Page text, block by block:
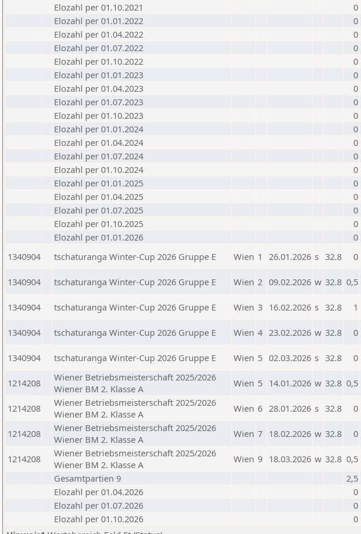
Elozahl per 01.10.2021
0
Elozahl per 01.01.2022
0
Elozahl per 01.04.2022
0
Elozahl per 01.07.2022
0
Elozahl per 01.10.2022
0
Elozahl per 01.01.2023
0
Elozahl per 01.04.2023
0
Elozahl per 01.07.2023
0
Elozahl per 01.10.2023
0
Elozahl per 01.01.2024
0
Elozahl per 01.04.2024
0
Elozahl per 01.07.2024
0
Elozahl per 01.10.2024
0
Elozahl per 01.01.2025
0
Elozahl per 01.04.2025
0
Elozahl per 01.07.2025
0
Elozahl per 01.10.2025
0
Elozahl per 01.01.2026
0
1340904
tschaturanga Winter-Cup 2026 Gruppe E Wien 1 26.01.2026 s 32.8 0
1340904 tschaturanga Winter-Cup 2026 Gruppe E Wien 2 09.02.2026 w 32.8 0,5
1340904 tschaturanga Winter-Cup 2026 Gruppe E Wien 3 16.02.2026 s 32.8 1
1340904 tschaturanga Winter-Cup 2026 Gruppe E Wien 4 23.02.2026 w 32.8 0
1340904 tschaturanga Winter-Cup 2026 Gruppe E Wien 5 02.03.2026 s 32.8 0
1214208
Wiener Betriebsmeisterschaft 2025/2026
Wiener BM 2. Klasse A
Wien 5 14.01.2026 w 32.8 0,5
1214208
Wiener Betriebsmeisterschaft 2025/2026
Wiener BM 2. Klasse A
Wien 6 28.01.2026 s 32.8 0
1214208
Wiener Betriebsmeisterschaft 2025/2026
Wiener BM 2. Klasse A
Wien 7 18.02.2026 w 32.8 0
1214208
Wiener Betriebsmeisterschaft 2025/2026
Wiener BM 2. Klasse A
Wien 9 18.03.2026 w 32.8 0,5
Gesamtpartien 9
2,5
Elozahl per 01.04.2026
0
Elozahl per 01.07.2026
0
Elozahl per 01.10.2026
0